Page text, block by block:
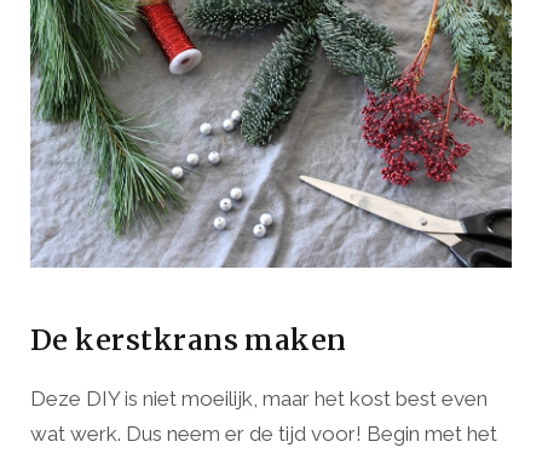
De kerstkrans maken
Deze DIY is niet moeilijk, maar het kost best even
wat werk. Dus neem er de tijd voor! Begin met het